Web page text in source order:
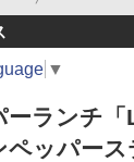
▼
ーランチ「
ペッパー